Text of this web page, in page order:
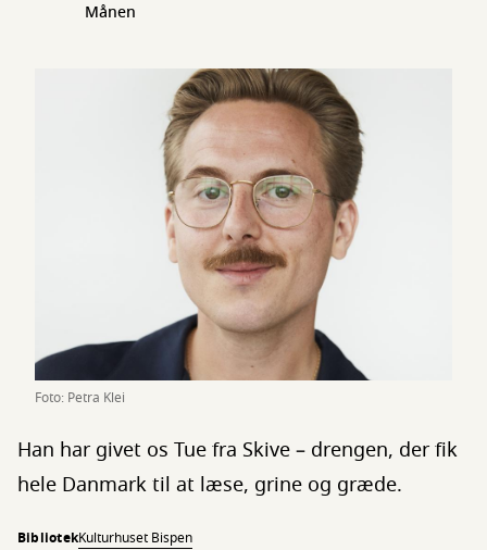
Foto: Petra Klei
Månen
Han har givet os Tue fra Skive – drengen, der fik
hele Danmark til at læse, grine og græde.
BibliotekKulturhuset Bispen